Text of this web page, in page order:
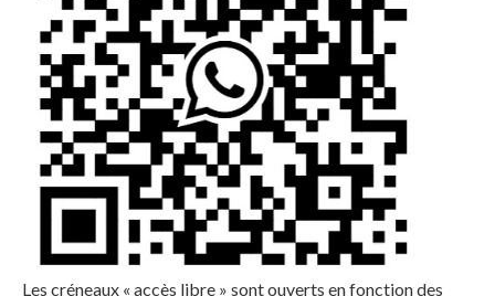
Les créneaux « accès libre » sont ouverts en fonction des